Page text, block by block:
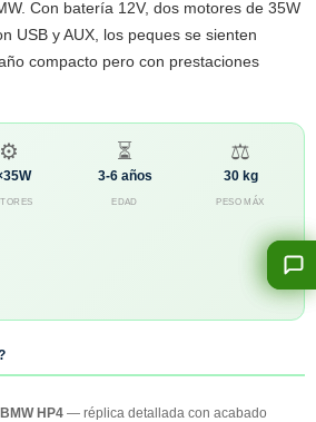
Con batería 12V, dos motores de 35W
USB y AUX, los peques se sienten
compacto pero con prestaciones
⚙ ⏳
3-6 años
EDAD
⚖
30 kg
PESO MÁX
HP4 — réplica detallada con acabado